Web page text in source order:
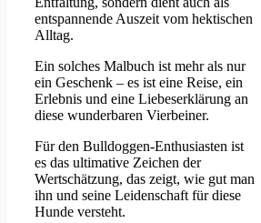
entspannende Auszeit vom hektischen
Alltag.
Ein solches Malbuch ist mehr als nur
ein Geschenk – es ist eine Reise, ein
Erlebnis und eine Liebeserklärung an
diese wunderbaren Vierbeiner.
Für den Bulldoggen-Enthusiasten ist
es das ultimative Zeichen der
Wertschätzung, das zeigt, wie gut man
ihn und seine Leidenschaft für diese
Hunde versteht.